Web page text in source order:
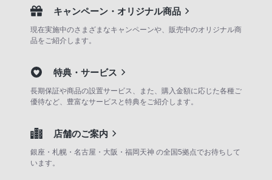
キャンペーン・オリジナル商品
現在実施中のさまざまなキャンペーンや、販売中のオリジナル商
品をご紹介します。
特典・サービス
長期保証や商品の設置サービス、また、購入金額に応じた各種ご
優待など、豊富なサービスと特典をご紹介します。
店舗のご案内
銀座・札幌・名古屋・大阪・福岡天神 の全国5拠点でお待ちして
います。